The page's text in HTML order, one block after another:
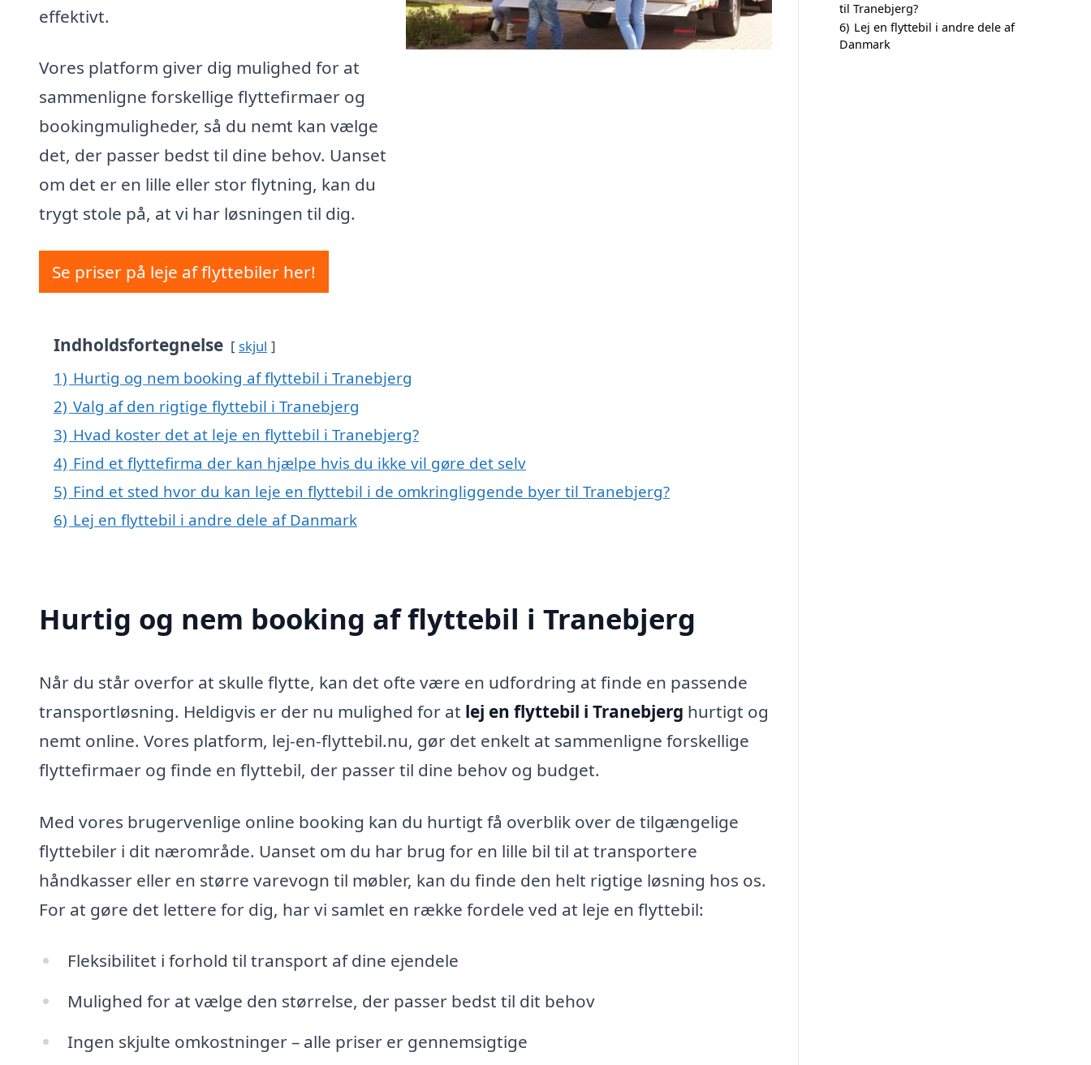
effektivt.
Vores platform giver dig mulighed for at
sammenligne forskellige flyttefirmaer og
bookingmuligheder, så du nemt kan vælge
det, der passer bedst til dine behov. Uanset
om det er en lille eller stor flytning, kan du
trygt stole på, at vi har løsningen til dig.
Se priser på leje af flyttebiler her!
Indholdsfortegnelse skjul
1) Hurtig og nem booking af flyttebil i Tranebjerg
2) Valg af den rigtige flyttebil i Tranebjerg
3) Hvad koster det at leje en flyttebil i Tranebjerg?
4) Find et flyttefirma der kan hjælpe hvis du ikke vil gøre det selv
5) Find et sted hvor du kan leje en flyttebil i de omkringliggende byer til Tranebjerg?
6) Lej en flyttebil i andre dele af Danmark
Hurtig og nem booking af flyttebil i Tranebjerg
Når du står overfor at skulle flytte, kan det ofte være en udfordring at finde en passende
transportløsning. Heldigvis er der nu mulighed for at lej en flyttebil i Tranebjerg hurtigt og
nemt online. Vores platform, lej-en-flyttebil.nu, gør det enkelt at sammenligne forskellige
flyttefirmaer og finde en flyttebil, der passer til dine behov og budget.
Med vores brugervenlige online booking kan du hurtigt få overblik over de tilgængelige
flyttebiler i dit nærområde. Uanset om du har brug for en lille bil til at transportere
håndkasser eller en større varevogn til møbler, kan du finde den helt rigtige løsning hos os.
For at gøre det lettere for dig, har vi samlet en række fordele ved at leje en flyttebil:
Fleksibilitet i forhold til transport af dine ejendele
Mulighed for at vælge den størrelse, der passer bedst til dit behov
Ingen skjulte omkostninger – alle priser er gennemsigtige
til Tranebjerg?
6) Lej en flyttebil i andre dele af
Danmark